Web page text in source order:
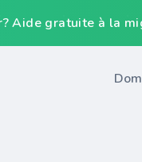
Aide gratuite à la